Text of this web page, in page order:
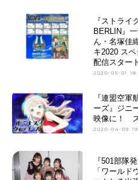
『ストライ
BERLIN』
ん・名塚佳
キ2020 ス
配信スタート
2020-05-01
『連盟空
ーズ』ジニ
映像に！
2020-04-09
『501部隊
「ワールド